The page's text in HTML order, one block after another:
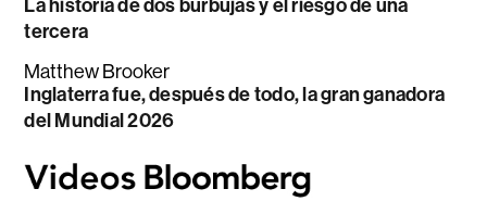
La historia de dos burbujas y el riesgo de una
tercera
Matthew Brooker
Inglaterra fue, después de todo, la gran ganadora
del Mundial 2026